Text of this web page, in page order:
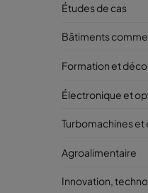
Études de cas
Bâtiments
Formation et
Électronique et
Turbomachines et
Agroalimentaire
Innovation,